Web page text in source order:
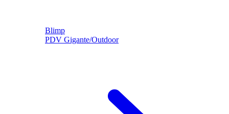
Blimp
PDV Gigante/Outdoor